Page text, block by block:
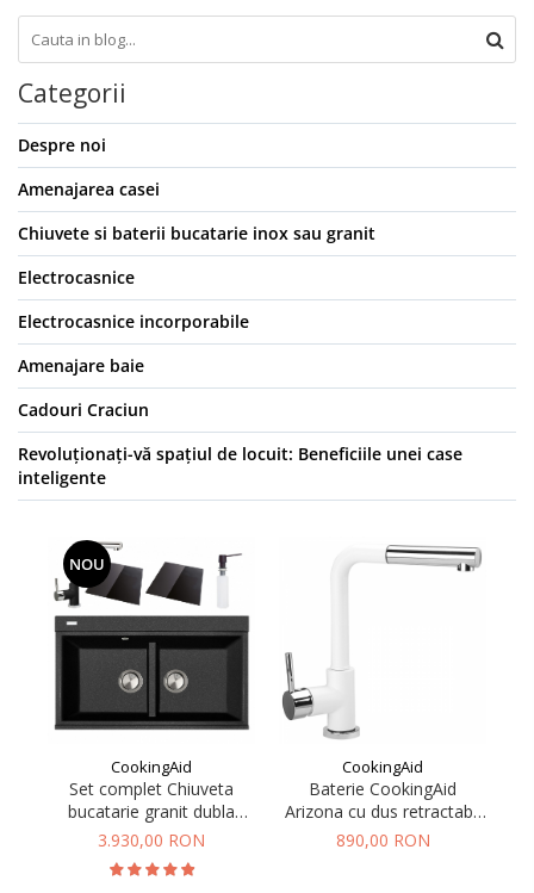
Categorii
Despre noi
Amenajarea casei
Chiuvete si baterii bucatarie inox sau granit
Electrocasnice
Electrocasnice incorporabile
Amenajare baie
Cadouri Craciun
Revoluționați-vă spațiul de locuit: Beneficiile unei case
inteligente
NOU
CookingAid
Set complet Chiuveta
bucatarie granit dubla
CookingAid Kinga LX8620
Neagra / Black Metal
quartz
3.930,00 RON
CookingAid
Baterie CookingAid
Arizona cu dus retractabil
si finisaj granit Alb / Polar
890,00 RON